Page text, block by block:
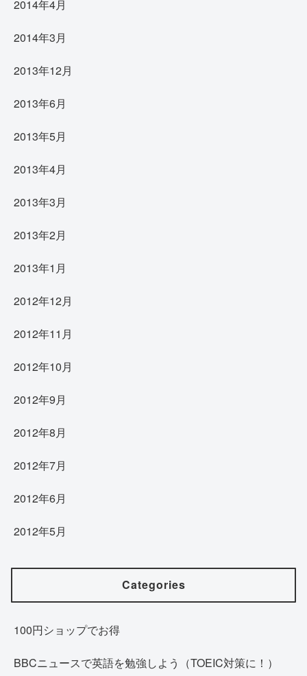
2014年4月
2014年3月
2013年12月
2013年6月
2013年5月
2013年4月
2013年3月
2013年2月
2013年1月
2012年12月
2012年11月
2012年10月
2012年9月
2012年8月
2012年7月
2012年6月
2012年5月
Categories
100円ショップでお得
BBCニュースで英語を勉強しよう（TOEIC対策に！）